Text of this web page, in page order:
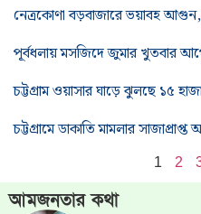
নেত্রকোণা বড়বাজারে ভয়াবহ
পূর্বধলায় মসজিদে জুমার খুতবার
চট্টগ্রাম ওয়াসার ঘাড়ে ঝুলছে ১৫
চট্টগ্রামে ডাকাতি মামলার
1 2
আমজনতার কথা